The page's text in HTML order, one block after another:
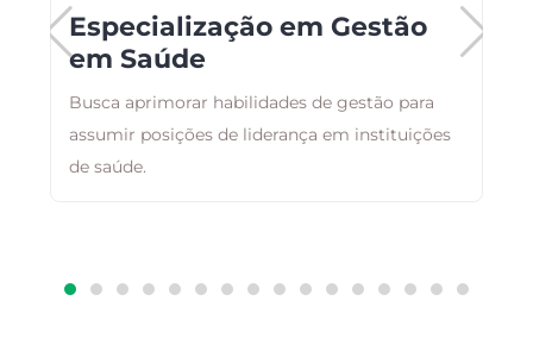
Especialização em Gestão
em Saúde
Busca aprimorar habilidades de gestão para
assumir posições de liderança em instituições
de saúde.